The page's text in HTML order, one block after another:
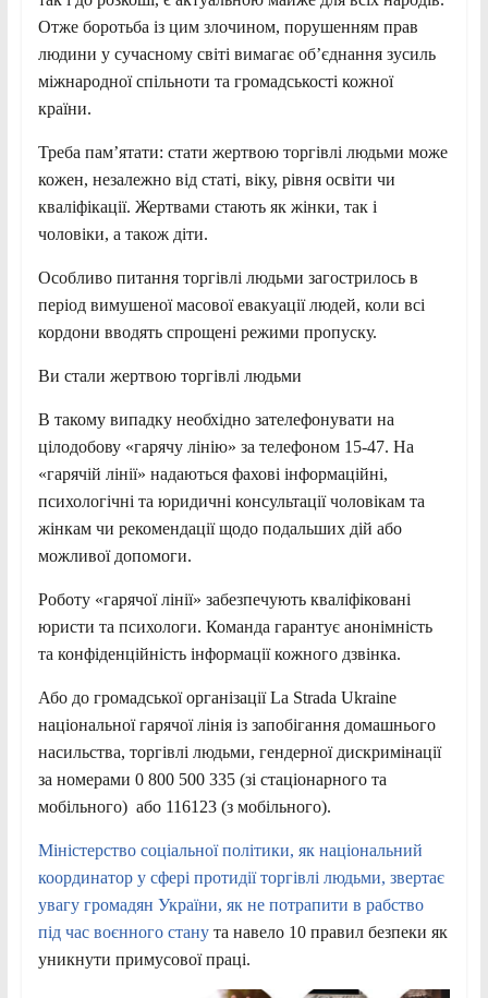
Отже боротьба із цим злочином, порушенням прав
людини у сучасному світі вимагає об’єднання зусиль
міжнародної спільноти та громадськості кожної
країни.
Треба пам’ятати: стати жертвою торгівлі людьми може
кожен, незалежно від статі, віку, рівня освіти чи
кваліфікації. Жертвами стають як жінки, так і
чоловіки, а також діти.
Особливо питання торгівлі людьми загострилось в
період вимушеної масової евакуації людей, коли всі
кордони вводять спрощені режими пропуску.
Ви стали жертвою торгівлі людьми
В такому випадку необхідно зателефонувати на
цілодобову «гарячу лінію» за телефоном 15-47. На
«гарячій лінії» надаються фахові інформаційні,
психологічні та юридичні консультації чоловікам та
жінкам чи рекомендації щодо подальших дій або
можливої допомоги.
Роботу «гарячої лінії» забезпечують кваліфіковані
юристи та психологи. Команда гарантує анонімність
та конфіденційність інформації кожного дзвінка.
Або до громадської організації La Strada Ukraine
національної гарячої лінія із запобігання домашнього
насильства, торгівлі людьми, гендерної дискримінації
за номерами 0 800 500 335 (зі стаціонарного та
мобільного) або 116123 (з мобільного).
Міністерство соціальної політики, як національний
координатор у сфері протидії торгівлі людьми, звертає
увагу громадян України, як не потрапити в рабство
під час воєнного станута навело 10 правил безпеки як
уникнути примусової праці.